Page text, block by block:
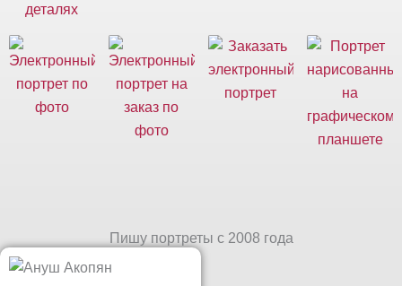
Пишу портреты с 2008 года